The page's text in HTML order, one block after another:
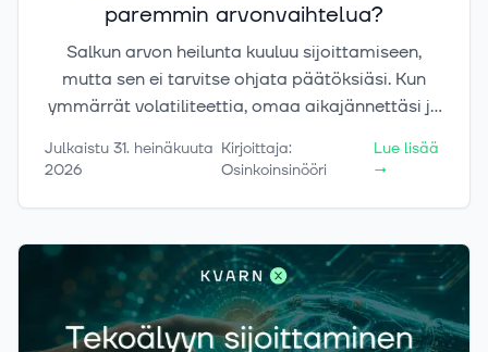
paremmin arvonvaihtelua?
Salkun arvon heilunta kuuluu sijoittamiseen,
mutta sen ei tarvitse ohjata päätöksiäsi. Kun
ymmärrät volatiliteettia, omaa aikajännettäsi ja
markkinoiden liikkeisiin rauhallisemmin.
Julkaistu 31. heinäkuuta
2026
Kirjoittaja:
Osinkoinsinööri
Lue lisää
→